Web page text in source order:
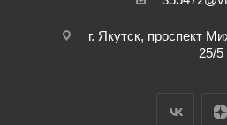
г. Якутск, проспект
25/5